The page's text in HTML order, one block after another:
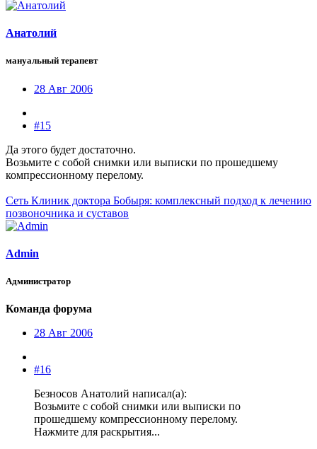
Анатолий
мануальный терапевт
28 Авг 2006
#15
Да этого будет достаточно.
Возьмите с собой снимки или выписки по прошедшему
компрессионному перелому.
Сеть Клиник доктора Бобыря: комплексный подход к лечению
позвоночника и суставов
Admin
Администратор
Команда форума
28 Авг 2006
#16
Безносов Анатолий написал(а):
Возьмите с собой снимки или выписки по
прошедшему компрессионному перелому.
Нажмите для раскрытия...